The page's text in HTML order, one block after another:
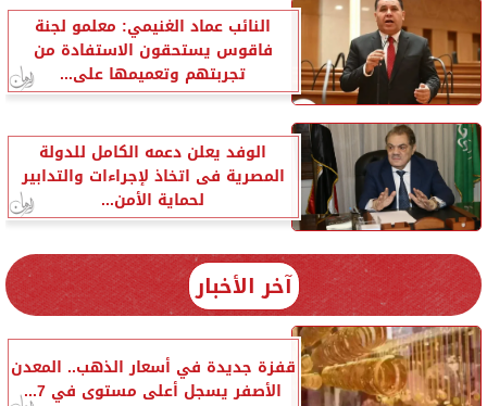
النائب عماد الغنيمي: معلمو لجنة
فاقوس يستحقون الاستفادة من
تجربتهم وتعميمها على...
الوفد يعلن دعمه الكامل للدولة
المصرية فى اتخاذ لإجراءات والتدابير
لحماية الأمن...
آخر الأخبار
قفزة جديدة في أسعار الذهب.. المعدن
الأصفر يسجل أعلى مستوى في 7...